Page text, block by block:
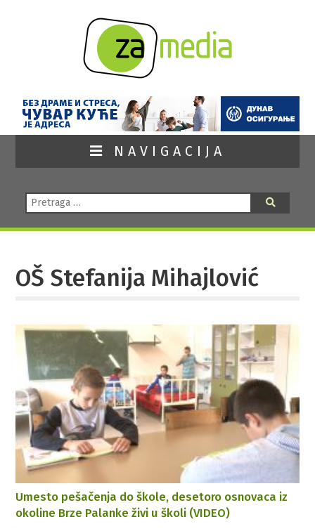
NAVIGACIJA
Pretraga:
OŠ Stefanija Mihajlović
Umesto pešačenja do škole, desetoro osnovaca iz
okoline Brze Palanke živi u školi (VIDEO)